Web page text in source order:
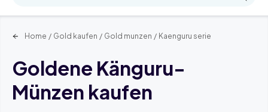
Home / Gold kaufen / Gold munzen / Kaenguru serie
Goldene Känguru-
Münzen kaufen